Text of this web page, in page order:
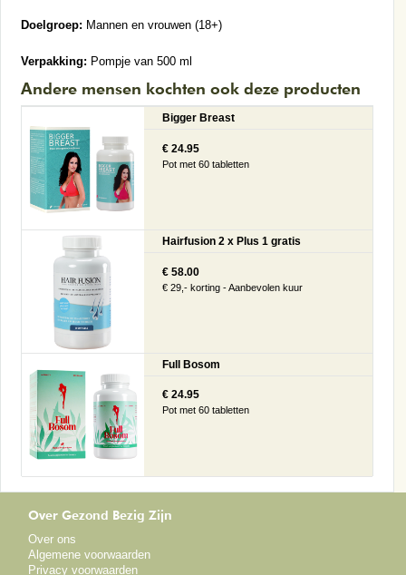
Doelgroep: Mannen en vrouwen (18+)
Verpakking: Pompje van 500 ml
Andere mensen kochten ook deze producten
Bigger Breast
€ 24.95
Pot met 60 tabletten
Hairfusion 2 x Plus 1 gratis
€ 58.00
€ 29,- korting - Aanbevolen kuur
Full Bosom
€ 24.95
Pot met 60 tabletten
Over Gezond Bezig Zijn
Over ons
Algemene voorwaarden
Privacy voorwaarden